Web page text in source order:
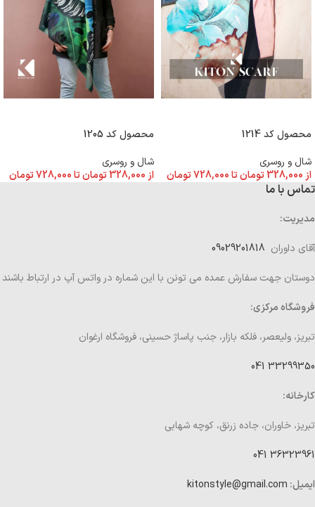
محصول کد 1214
شال و روسری
از 328,000تومانتا728,000تومان
محصول کد 1205
شال و روسری
از 328,000تومانتا728,000تومان
تماس با ما
مدیریت:
آقای داوران
دوستان جهت سفارش عمده می تونن با این شماره در واتس آپ در ارتباط باشند
فروشگاه مرکزی:
تبریز، ولیعصر، فلکه بازار، جنب پاساژ حسینی، فروشگاه ارغوان
33299350 041
کارخانه:
تبریز، خاوران، جاده زرنق، کوچه شهابی
36323961 041
ایمیل: kitonstyle@gmail.com